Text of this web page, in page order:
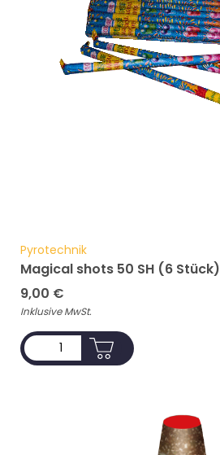
Pyrotechnik
Magical shots 50 SH (6 Stück)
9,00 €
Inklusive MwSt.